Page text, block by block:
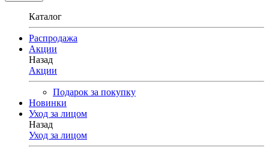
Каталог
Распродажа
Акции
Назад
Акции
Подарок за покупку
Новинки
Уход за лицом
Назад
Уход за лицом